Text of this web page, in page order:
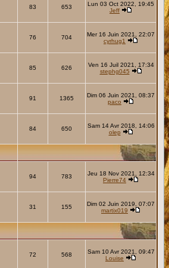
83 653
Lun 03 Oct 2022, 19:45
Jeff
76 704
Mer 16 Juin 2021, 22:07
cyrhug1
85 626
Ven 16 Juil 2021, 17:34
stephg045
91 1365
Dim 06 Juin 2021, 08:37
paco
84 650
Sam 14 Avr 2018, 14:06
olep
94 783
Jeu 18 Nov 2021, 12:34
Pierre74
31 155
Dim 02 Juin 2019, 07:07
martix019
72 568
Sam 10 Avr 2021, 09:47
Louise